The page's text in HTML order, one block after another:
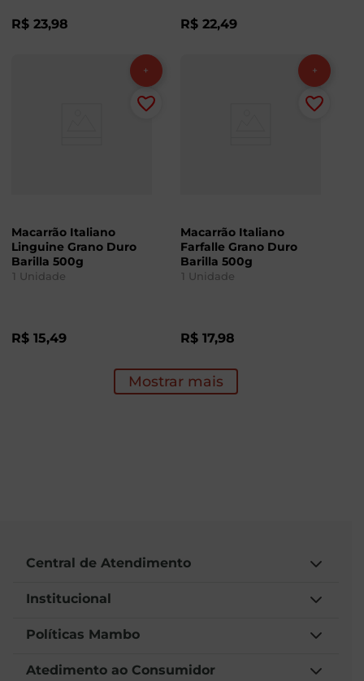
R$ 23,98 R$ 22,49
Macarrão Italiano
Linguine Grano Duro
Barilla 500g
1 Unidade
R$ 15,49
Macarrão Italiano
Farfalle Grano Duro
Barilla 500g
1 Unidade
R$ 17,98
Mostrar mais
Central de Atendimento
Institucional
Políticas Mambo
Atedimento ao Consumidor